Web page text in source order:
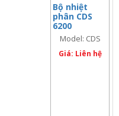
Bộ nhiệt
phân CDS
6200
Pyrolyzer,
Model: CDS
6200
Model: CDS
6200
Giá: Liên hệ